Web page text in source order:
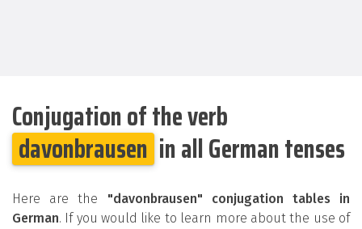
Conjugation of the verb
davonbrausen in all German tenses
Here are the "davonbrausen" conjugation tables in
German. If you would like to learn more about the use of